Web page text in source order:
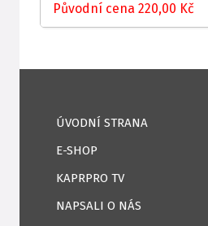
Původní cena 220,00 Kč
ÚVODNÍ STRANA
E-SHOP
KAPRPRO TV
NAPSALI O NÁS